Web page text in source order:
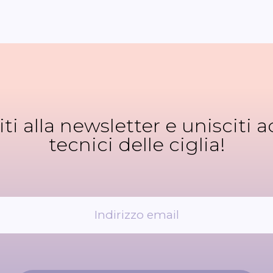
alla newsletter e unisciti
tecnici delle ciglia!